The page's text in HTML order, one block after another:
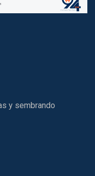
y sembrando